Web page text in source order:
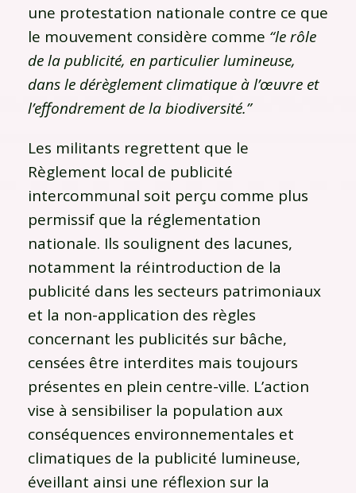
une protestation nationale contre ce que
le mouvement considère comme “le rôle
de la publicité, en particulier lumineuse,
dans le dérèglement climatique à l’œuvre et
l’effondrement de la biodiversité.”
Les militants regrettent que le
Règlement local de publicité
intercommunal soit perçu comme plus
permissif que la réglementation
nationale. Ils soulignent des lacunes,
notamment la réintroduction de la
publicité dans les secteurs patrimoniaux
et la non-application des règles
concernant les publicités sur bâche,
censées être interdites mais toujours
présentes en plein centre-ville. L’action
vise à sensibiliser la population aux
conséquences environnementales et
climatiques de la publicité lumineuse,
éveillant ainsi une réflexion sur la